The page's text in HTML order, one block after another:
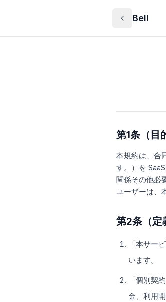
Bell
第1条（目
本規約は、合
す。）を
関係その他必
ユーザーは、
第2条（定
「本サー
います。
「個別契
金、利用